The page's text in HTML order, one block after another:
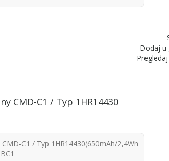
Dodaj u
CMD-C1 / Typ 1HR14430
C1 / Typ 1HR14430(650mAh/2,4Wh